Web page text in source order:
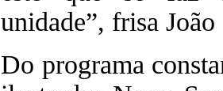
unidade”, frisa
Do programa